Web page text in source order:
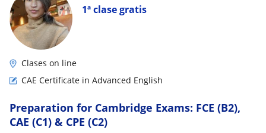
1ª clase gratis
Clases on line
CAE Certificate in Advanced English
Preparation for Cambridge Exams: FCE (B2),
CAE (C1) & CPE (C2)